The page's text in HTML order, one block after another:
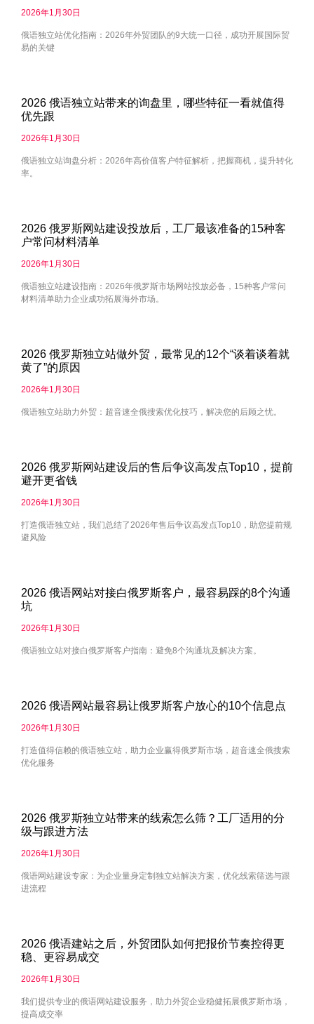
2026年1月30日
俄语独立站优化指南：2026年外贸团队的9大统一口径，成功开展国际贸
易的关键
2026 俄语独立站带来的询盘里，哪些特征一看就值得
优先跟
2026年1月30日
俄语独立站询盘分析：2026年高价值客户特征解析，把握商机，提升转化
率。
2026 俄罗斯网站建设投放后，工厂最该准备的15种客
户常问材料清单
2026年1月30日
俄语独立站建设指南：2026年俄罗斯市场网站投放必备，15种客户常问
材料清单助力企业成功拓展海外市场。
2026 俄罗斯独立站做外贸，最常见的12个“谈着谈着就
黄了”的原因
2026年1月30日
俄语独立站助力外贸：超音速全俄搜索优化技巧，解决您的后顾之忧。
2026 俄罗斯网站建设后的售后争议高发点Top10，提前
避开更省钱
2026年1月30日
打造俄语独立站，我们总结了2026年售后争议高发点Top10，助您提前规
避风险
2026 俄语网站对接白俄罗斯客户，最容易踩的8个沟通
坑
2026年1月30日
俄语独立站对接白俄罗斯客户指南：避免8个沟通坑及解决方案。
2026 俄语网站最容易让俄罗斯客户放心的10个信息点
2026年1月30日
打造值得信赖的俄语独立站，助力企业赢得俄罗斯市场，超音速全俄搜索
优化服务
2026 俄罗斯独立站带来的线索怎么筛？工厂适用的分
级与跟进方法
2026年1月30日
俄语网站建设专家：为企业量身定制独立站解决方案，优化线索筛选与跟
进流程
2026 俄语建站之后，外贸团队如何把报价节奏控得更
稳、更容易成交
2026年1月30日
我们提供专业的俄语网站建设服务，助力外贸企业稳健拓展俄罗斯市场，
提高成交率